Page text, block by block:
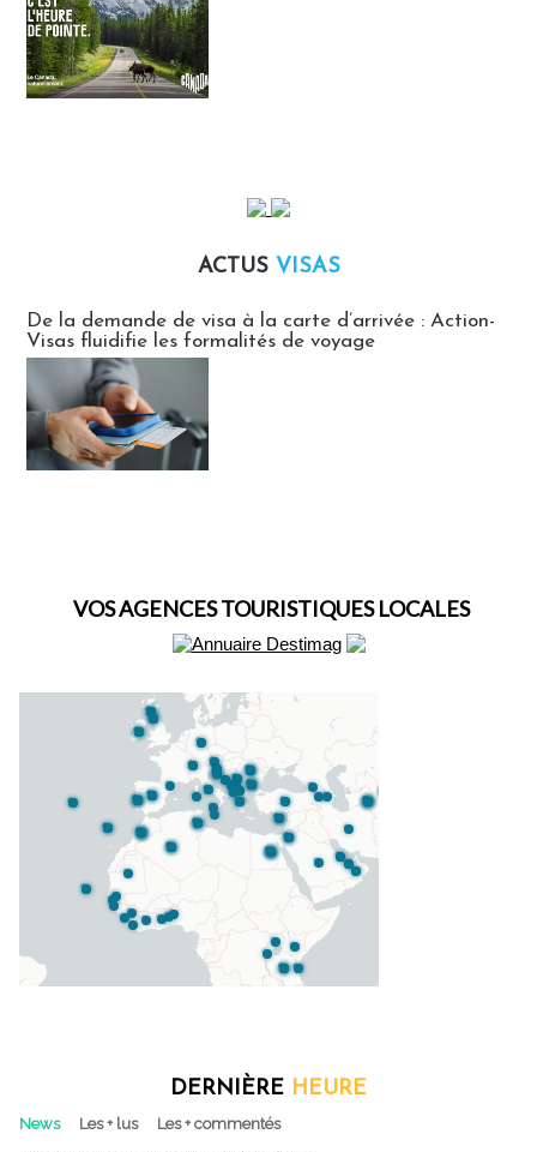
ACTUS VISAS
De la demande de visa à la carte d’arrivée : Action-
Visas fluidifie les formalités de voyage
VOS AGENCES TOURISTIQUES LOCALES
DERNIÈRE HEURE
News Les + lus Les + commentés